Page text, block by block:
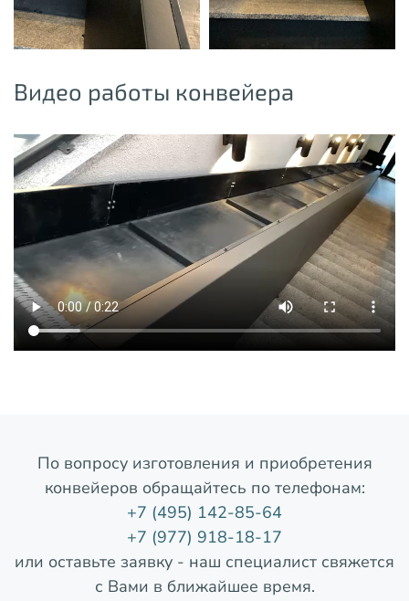
Видео работы конвейера
По вопросу изготовления и приобретения
конвейеров обращайтесь по телефонам:
+7 (495) 142-85-64
+7 (977) 918-18-17
или оставьте заявку - наш специалист свяжется
с Вами в ближайшее время.